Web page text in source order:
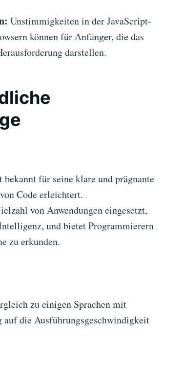
Unstimmigkeiten in der JavaScript-
können für Anfänger, die das
darstellen.
bekannt für seine klare und prägnante
Code erleichtert.
von Anwendungen eingesetzt,
und bietet Programmierern
zu erkunden.
zu einigen Sprachen mit
auf die Ausführungsgeschwindigkeit